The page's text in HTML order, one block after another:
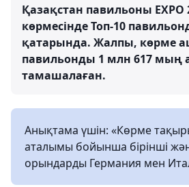
Қазақстан павильоны EXPO
көрмесінде Топ-10
қатарында. Жалпы, көрме
павильонды 1 млн 617 мың
тамашалаған.
Анықтама үшін: «Көрме
аталымы бойынша бірінші
орындарды Германия мен